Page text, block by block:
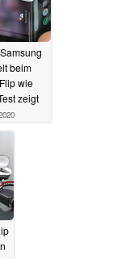
beim
wie
zeigt